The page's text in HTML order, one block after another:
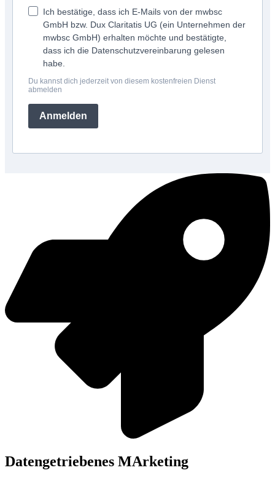
Ich bestätige, dass ich E-Mails von der mwbsc
GmbH bzw. Dux Claritatis UG (ein Unternehmen der
mwbsc GmbH) erhalten möchte und bestätigte,
dass ich die Datenschutzvereinbarung gelesen
habe.
Du kannst dich jederzeit von diesem kostenfreien Dienst
abmelden
Anmelden
Datengetriebenes MArketing